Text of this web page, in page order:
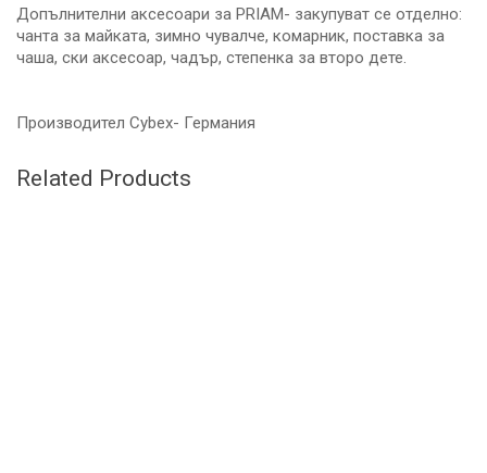
Допълнителни аксесоари за PRIAM- закупуват се отделно:
чанта за майката, зимно чувалче, комарник, поставка за
чаша, ски аксесоар, чадър, степенка за второ дете.
Производител Cybex- Германия
Related Products